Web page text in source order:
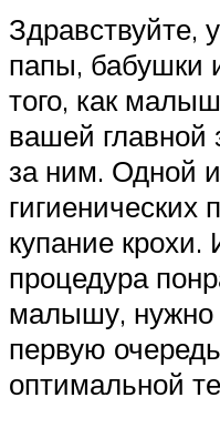
папы, бабушки
того, как
вашей главной
за ним. Одной
гигиенических
купание крохи.
процедура
малышу, нужно
первую
оптимальной